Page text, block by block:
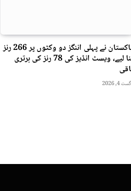
پاکستان نے پہلی اننگز دو وکٹوں پر 266 رنز
بنا لیے، ویسٹ انڈیز کی 78 رنز کی برتری
4, 2026